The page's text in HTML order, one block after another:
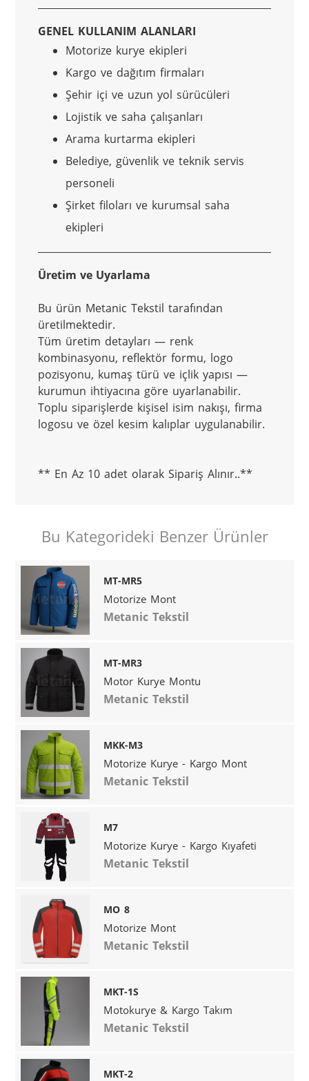
GENEL KULLANIM ALANLARI
Motorize kurye ekipleri
Kargo ve dağıtım firmaları
Şehir içi ve uzun yol sürücüleri
Lojistik ve saha çalışanları
Arama kurtarma ekipleri
Belediye, güvenlik ve teknik servis
personeli
Şirket filoları ve kurumsal saha
ekipleri
Üretim ve Uyarlama
Bu ürün Metanic Tekstil tarafından
üretilmektedir.
Tüm üretim detayları — renk
kombinasyonu, reflektör formu, logo
pozisyonu, kumaş türü ve içlik yapısı —
kurumun ihtiyacına göre uyarlanabilir.
Toplu siparişlerde kişisel isim nakışı, firma
** En Az 10 adet olarak Sipariş Alınır..**
Bu Kategorideki Benzer Ürünler
MT-MR5
Motorize Mont
Metanic Tekstil
MT-MR3
Motor Kurye Montu
Metanic Tekstil
MKK-M3
Motorize Kurye - Kargo Mont
Metanic Tekstil
M7
Motorize Kurye - Kargo Kıyafeti
Metanic Tekstil
MO 8
Motorize Mont
Metanic Tekstil
MKT-1S
Motokurye & Kargo Takım
Metanic Tekstil
MKT-2